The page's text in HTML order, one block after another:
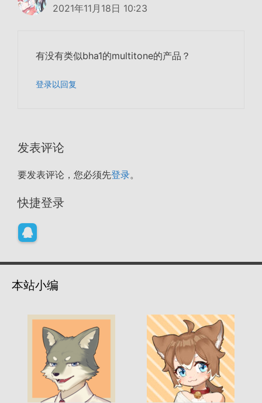
2021年11月18日 10:23
有没有类似bha1的multitone的产品？
登录以回复
发表评论
要发表评论，您必须先登录。
快捷登录
本站小编